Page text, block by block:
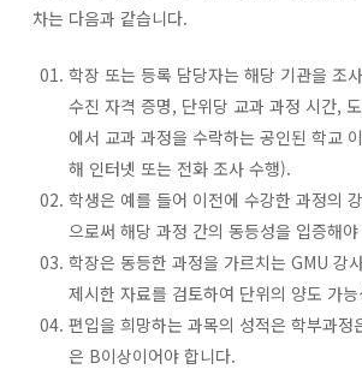
차는 다음과 같습니다.
학장 또는 등록 담당자는 해당 기관을 조
수진 자격 증명, 단위당 교과 과정 시간,
에서 교과 과정을 수락하는 공인된 학교
해 인터넷 또는 전화 조사 수행).
학생은 예를 들어 이전에 수강한 과정의
으로써 해당 과정 간의 동등성을 입증해
학장은 동등한 과정을 가르치는 GMU 강
제시한 자료를 검토하여 단위의 양도 가
편입을 희망하는 과목의 성적은 학부과정
은 B이상이어야 합니다.